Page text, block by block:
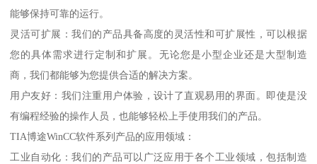
能够保持可靠的运行。
灵活可扩展：我们的产品具备高度的灵活性和可扩展性，可以根据
您的具体需求进行定制和扩展。无论您是小型企业还是大型制造
商，我们都能够为您提供合适的解决方案。
用户友好：我们注重用户体验，设计了直观易用的界面。即使是没
有编程经验的操作人员，也能够轻松上手使用我们的产品。
TIA博途WinCC软件系列产品的应用领域：
工业自动化：我们的产品可以广泛应用于各个工业领域，包括制造